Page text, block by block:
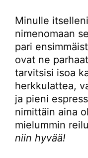
Minulle
nimenomaan
pari
ovat ne
tarvitsisi isoa
herkkulattea,
ja pieni
nimittäin aina
mielummin
niin hyvää!